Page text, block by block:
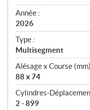
i
f
i
c
a
t
i
o
n
s
Année :
2026
Type :
Multisegment
Alésage x Course
88 x 74
Cylindres-
2 - 899